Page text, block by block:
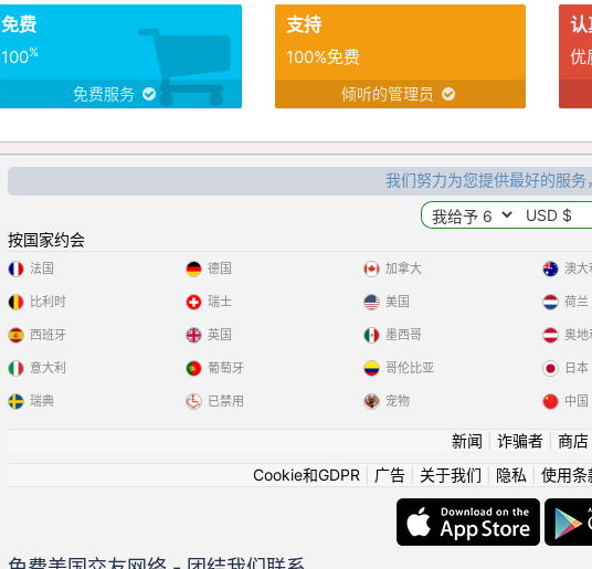
免费
100%
免费服务
支持
100%免费
倾听的管理员
认
优
我们努力为您提供最好的服务
按国家约会
法国
比利时
西班牙
意大利
瑞典
德国
瑞士
英国
葡萄牙
已禁用
加拿大
美国
墨西哥
哥伦比亚
宠物
澳大
荷兰
奥地
日本
中国
新闻 诈骗者| 商店|
Cookie和GDPR
广告 关于我们 隐私 使用条